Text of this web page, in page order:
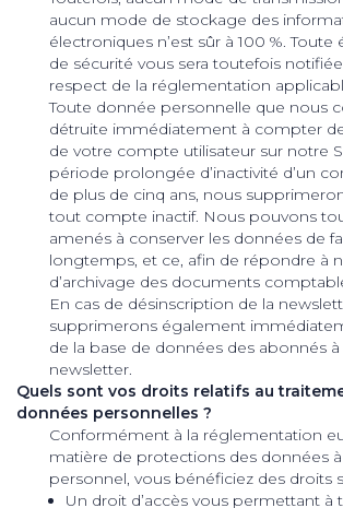
aucun mode de stockage des
électroniques n’est sûr à 100 %. Toute
de sécurité vous sera toutefois
respect de la réglementation
Toute donnée personnelle que nous
détruite immédiatement à compter
de votre compte utilisateur sur notre
période prolongée d’inactivité d’un
de plus de cinq ans, nous
tout compte inactif. Nous pouvons
amenés à conserver les données de
longtemps, et ce, afin de répondre à
d’archivage des documents
En cas de désinscription de la
supprimerons également
de la base de données des abonnés
newsletter.
Quels sont vos droits relatifs au
données personnelles ?
Conformément à la réglementation
matière de protections des données
personnel, vous bénéficiez des droits
Un droit d’accès vous permettant